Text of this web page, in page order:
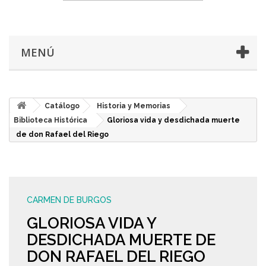
MENÚ
Catálogo
Historia y Memorias
Biblioteca Histórica
Gloriosa vida y desdichada muerte
de don Rafael del Riego
CARMEN DE BURGOS
GLORIOSA VIDA Y
DESDICHADA MUERTE DE
DON RAFAEL DEL RIEGO